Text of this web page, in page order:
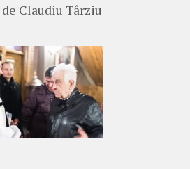
de Claudiu Târziu